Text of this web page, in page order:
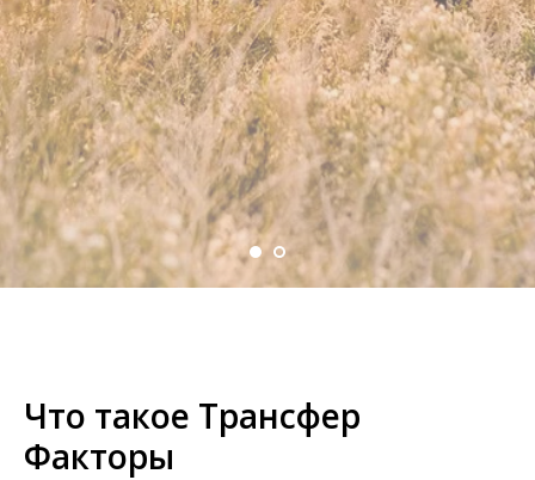
Что такое Трансфер
Факторы